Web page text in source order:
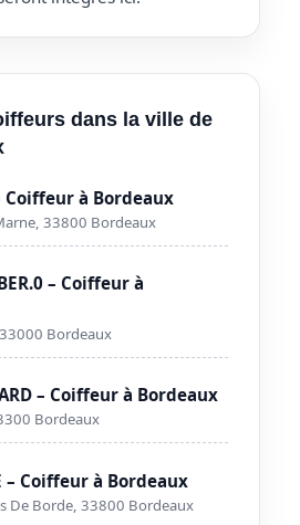
dans la ville de
Coiffeur à Bordeaux
33800 Bordeaux
– Coiffeur à
Bordeaux
– Coiffeur à Bordeaux
Bordeaux
– Coiffeur à Bordeaux
De Borde, 33800 Bordeaux